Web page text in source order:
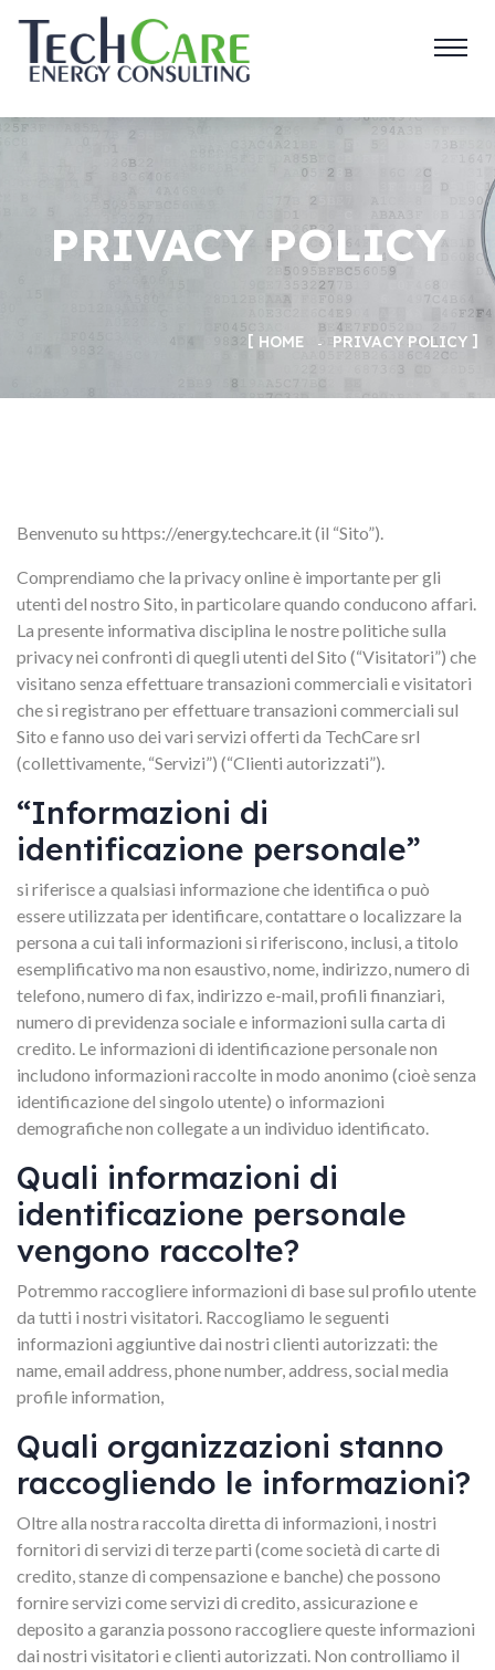
PRIVACY POLICY
HOME PRIVACY POLICY
Benvenuto su https://energy.techcare.it (il “Sito”).
Comprendiamo che la privacy online è importante per gli
utenti del nostro Sito, in particolare quando conducono affari.
La presente informativa disciplina le nostre politiche sulla
privacy nei confronti di quegli utenti del Sito (“Visitatori”) che
visitano senza effettuare transazioni commerciali e visitatori
che si registrano per effettuare transazioni commerciali sul
Sito e fanno uso dei vari servizi offerti da TechCare srl
(collettivamente, “Servizi”) (“Clienti autorizzati”).
“Informazioni di
identificazione personale”
si riferisce a qualsiasi informazione che identifica o può
essere utilizzata per identificare, contattare o localizzare la
persona a cui tali informazioni si riferiscono, inclusi, a titolo
esemplificativo ma non esaustivo, nome, indirizzo, numero di
telefono, numero di fax, indirizzo e-mail, profili finanziari,
numero di previdenza sociale e informazioni sulla carta di
credito. Le informazioni di identificazione personale non
includono informazioni raccolte in modo anonimo (cioè senza
identificazione del singolo utente) o informazioni
demografiche non collegate a un individuo identificato.
Quali informazioni di
identificazione personale
vengono raccolte?
Potremmo raccogliere informazioni di base sul profilo utente
da tutti i nostri visitatori. Raccogliamo le seguenti
informazioni aggiuntive dai nostri clienti autorizzati: the
name, email address, phone number, address, social media
profile information,
Quali organizzazioni stanno
raccogliendo le informazioni?
Oltre alla nostra raccolta diretta di informazioni, i nostri
fornitori di servizi di terze parti (come società di carte di
credito, stanze di compensazione e banche) che possono
fornire servizi come servizi di credito, assicurazione e
deposito a garanzia possono raccogliere queste informazioni
dai nostri visitatori e clienti autorizzati. Non controlliamo il